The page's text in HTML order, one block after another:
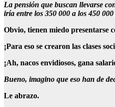
La pensión que buscan llevarse
iría entre los 350 000 a los 450
Obvio, tienen miedo presentarse
¡Para eso se crearon las clases
¡Ah, nacos envidiosos, gana
Bueno, imagino que eso han de
Le abrazo.